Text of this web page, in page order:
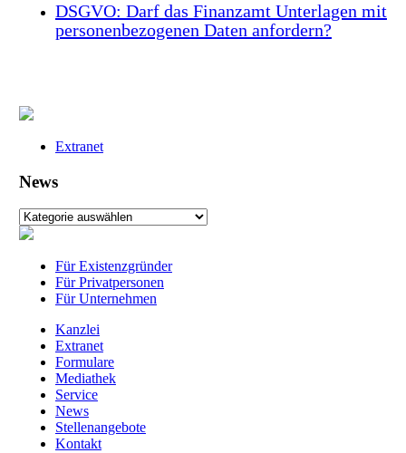
DSGVO: Darf das Finanzamt Unterlagen mit
personenbezogenen Daten anfordern?
Extranet
News
News
Für Existenzgründer
Für Privatpersonen
Für Unternehmen
Kanzlei
Extranet
Formulare
Mediathek
Service
News
Stellenangebote
Kontakt